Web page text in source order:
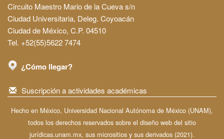
Circuito Maestro Mario de la Cueva s/n
Ciudad Universitaria, Deleg. Coyoacán
Ciudad de México, C.P. 04510
Tel. +52(55)5622 7474
¿Cómo llegar?
Suscripción a actividades académicas
Hecho en México, Universidad Nacional Autónoma de México (UNAM),
todos los derechos reservados sobre el diseño web del sitio
jurídicas.unam.mx, sus micrositios y sus derivados (2021).